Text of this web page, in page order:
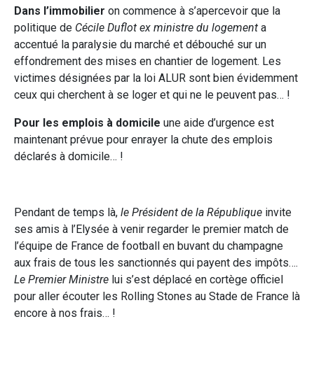
Dans l’immobilier on commence à s’apercevoir que la
politique de Cécile Duflot ex ministre du logement a
accentué la paralysie du marché et débouché sur un
effondrement des mises en chantier de logement. Les
victimes désignées par la loi ALUR sont bien évidemment
ceux qui cherchent à se loger et qui ne le peuvent pas… !
Pour les emplois à domicile une aide d’urgence est
maintenant prévue pour enrayer la chute des emplois
déclarés à domicile… !
Pendant de temps là, le Président de la République invite
ses amis à l’Elysée à venir regarder le premier match de
l’équipe de France de football en buvant du champagne
aux frais de tous les sanctionnés qui payent des impôts….
Le Premier Ministre lui s’est déplacé en cortège officiel
pour aller écouter les Rolling Stones au Stade de France là
encore à nos frais… !